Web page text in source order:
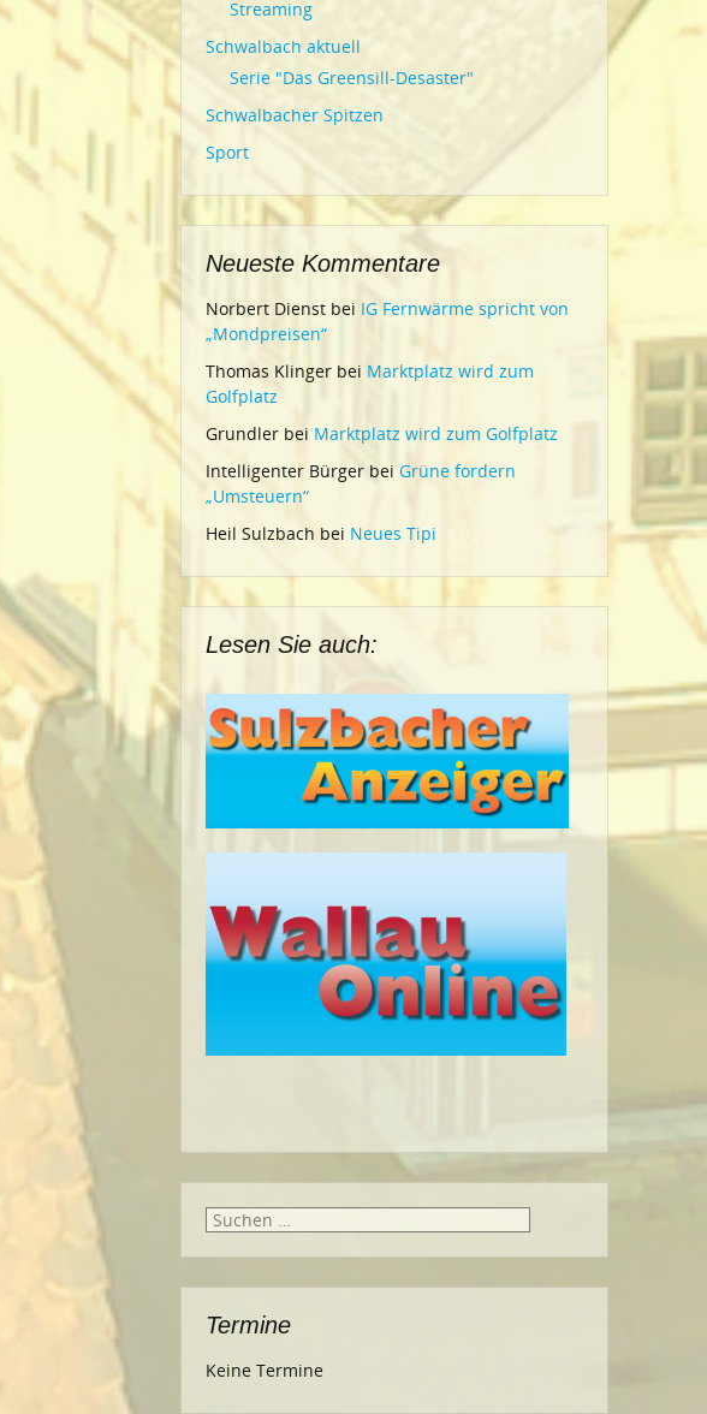
Streaming
Schwalbach aktuell
Serie "Das Greensill-Desaster"
Schwalbacher Spitzen
Sport
Neueste Kommentare
Norbert Dienst bei IG Fernwärme spricht von
„Mondpreisen“
Thomas Klinger bei Marktplatz wird zum
Golfplatz
Grundler bei Marktplatz wird zum Golfplatz
Intelligenter Bürger bei Grüne fordern
„Umsteuern“
Heil Sulzbach bei Neues Tipi
Lesen Sie auch:
Suche
Termine
Keine Termine